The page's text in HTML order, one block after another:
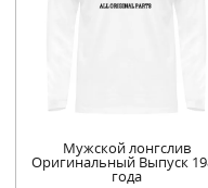
Мужской лонгслив
Оригинальный Выпуск
года